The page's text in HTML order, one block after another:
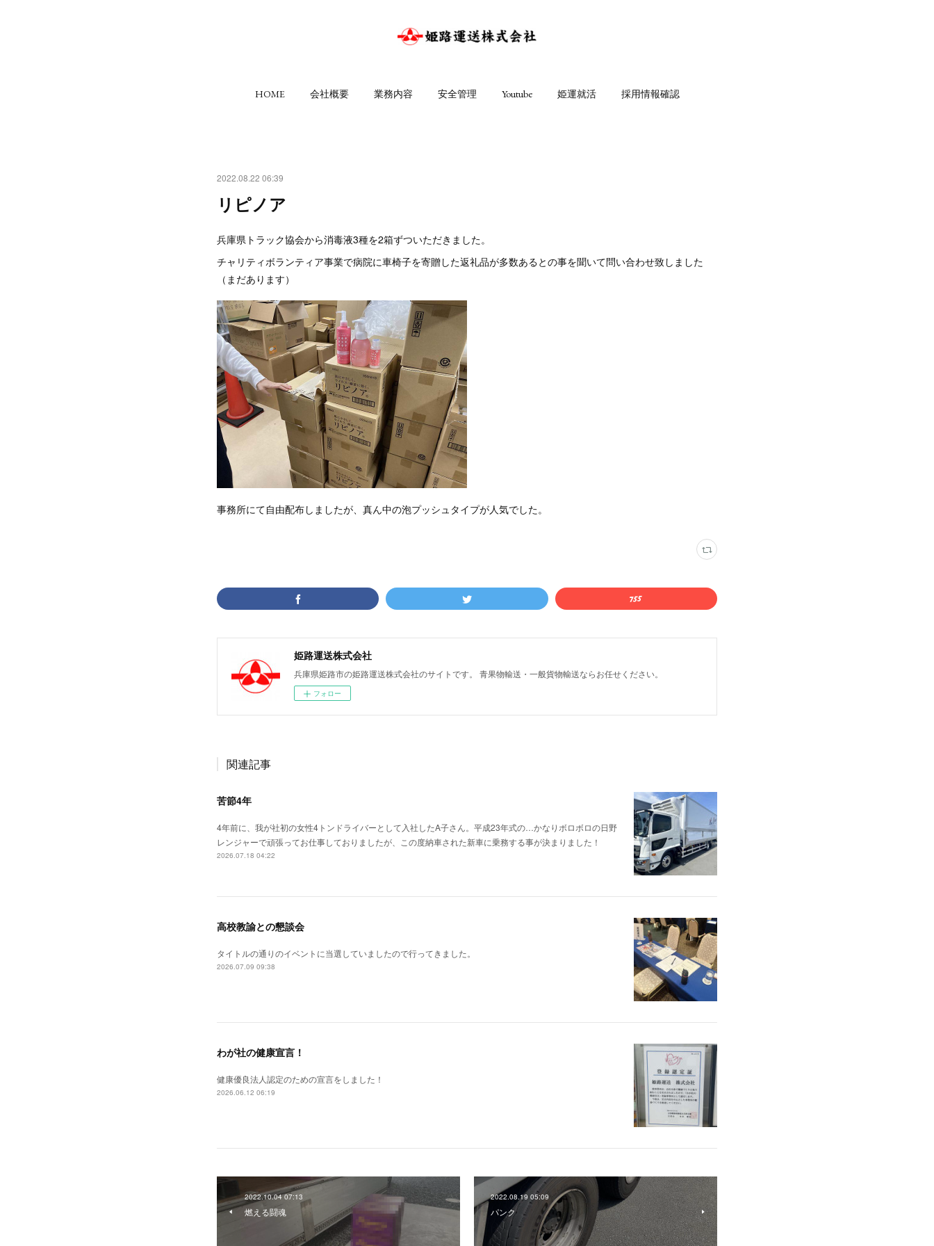
HOME 会社概要 業務内容 安全管理 Youtube 姫運就活 採用情報確認
2022.08.22 06:39
リピノア
兵庫県トラック協会から消毒液3種を2箱ずついただきました。
チャリティボランティア事業で病院に車椅子を寄贈した返礼品が多数あるとの事を聞いて問い合わせ致しました
（まだあります）
事務所にて自由配布しましたが、真ん中の泡プッシュタイプが人気でした。
姫路運送株式会社
兵庫県姫路市の姫路運送株式会社のサイトです。 青果物輸送・一般貨物輸送ならお任せください。
フォロー
関連記事
苦節4年
4年前に、我が社初の女性4トンドライバーとして入社したA子さん。平成23年式の…かなりボロボロの日野
レンジャーで頑張ってお仕事しておりましたが、この度納車された新車に乗務する事が決まりました！
2026.07.18 04:22
高校教諭との懇談会
タイトルの通りのイベントに当選していましたので行ってきました。
2026.07.09 09:38
わが社の健康宣言！
健康優良法人認定のための宣言をしました！
2026.06.12 06:19
2022.10.04 07:13
燃える闘魂
2022.08.19 05:09
パンク